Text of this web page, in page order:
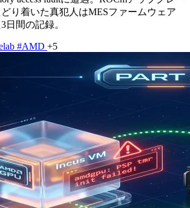
り着いた真犯人はMESファームウェア
日間の記録。
#AMD +5